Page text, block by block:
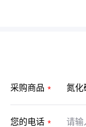
采购商品
您的电话